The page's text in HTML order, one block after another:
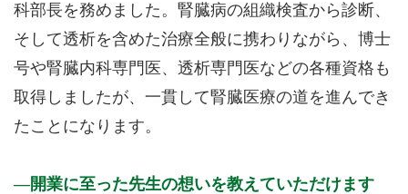
科部長を務めました。腎臓病の組織検査から診断、
そして透析を含めた治療全般に携わりながら、博士
号や腎臓内科専門医、透析専門医などの各種資格も
取得しましたが、一貫して腎臓医療の道を進んでき
たことになります。
開業に至った先生の想いを教えていただけます